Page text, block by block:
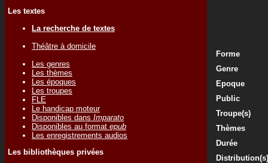
Les textes
La recherche de textes
Théâtre à domicile
Les genres
Les thèmes
Les époques
Les troupes
FLE
Le handicap moteur
Disponibles dans Imparato
Disponibles au format epub
Les enregistrements audios
Les bibliothèques privées
Forme
Genre
Epoque
Public
Troupe(s)
Thèmes
Durée
Distribution(s)